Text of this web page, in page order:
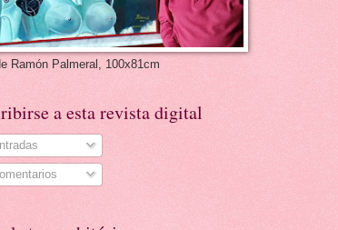
Ramón Palmeral, 100x81cm
a esta revista digital